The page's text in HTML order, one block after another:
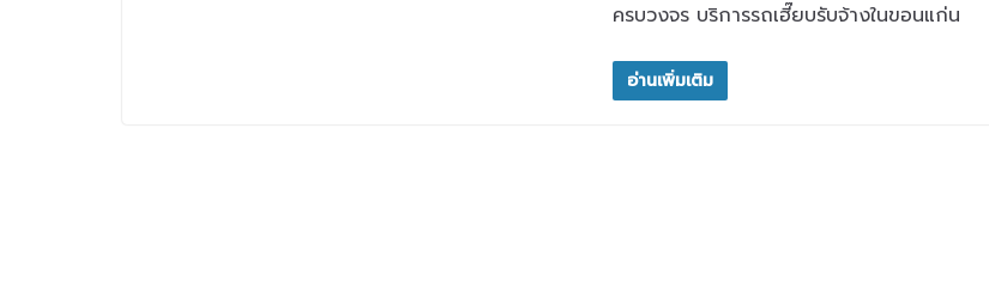
ครบวงจร บริการรถเฮี๊ยบรับจ้างในขอนแก่น
อ่านเพิ่มเติม